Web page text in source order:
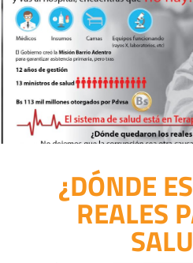
¿DÓNDE
REALES